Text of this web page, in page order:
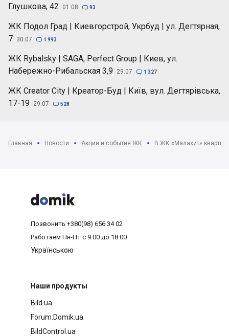
Глушкова, 42
01.08  93
ЖК Подол Град | Киевгорстрой, Укрбуд | ул. Дегтярная,
7 30.07  1 993
ЖК Rybalsky | SAGA, Perfect Group | Киев, ул.
Набережно-Рибальская 3,9
29.07  1 327
ЖК Creator City | Креатор-Буд | Київ, вул. Дегтярівська,
17-19
29.07  528
Главная Новости Акции и события ЖК В ЖК «Малахит»



Позвонить +380(98) 656 34 02
Работаем Пн-Пт с 9:00 до 18:00
Українською
Наши продукты
Bild.ua
Forum.Domik.ua
BildControl.ua